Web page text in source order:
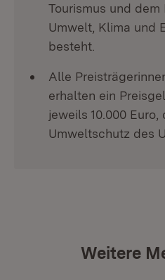
Tourismus und
Umwelt, Klima und
besteht.
Alle
erhalten ein
jeweils 10.000 Euro,
Umweltschutz des
Weitere